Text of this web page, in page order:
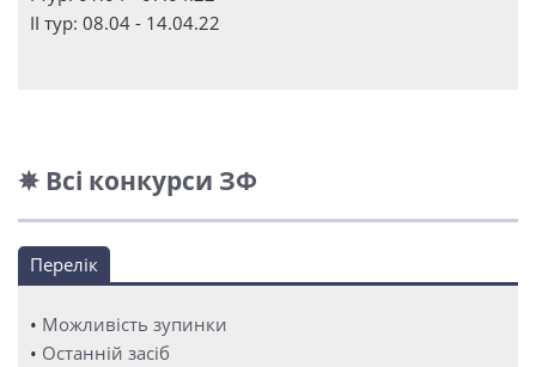
ІІ тур: 08.04 - 14.04.22
✵ Всі конкурси ЗФ
Перелік
• Можливість зупинки
• Останній засіб